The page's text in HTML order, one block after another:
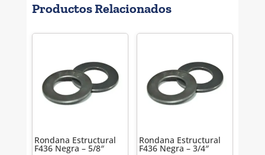
Productos Relacionados
Rondana Estructural
F436 Negra – 5/8″
Rondana Estructural
F436 Negra – 3/4″